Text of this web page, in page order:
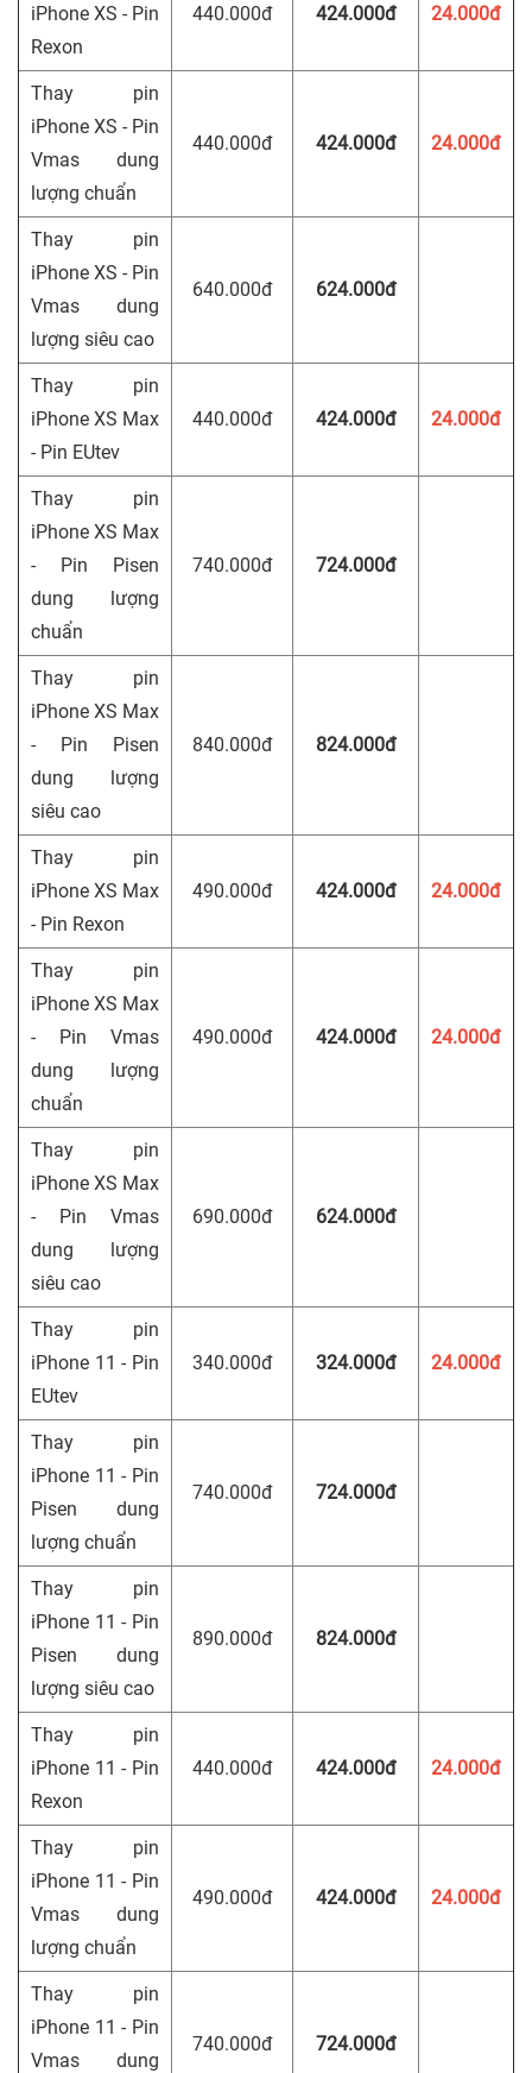
iPhone XS - Pin
Rexon
440.000đ 424.000đ 24.000đ
Thay pin
iPhone XS - Pin
Vmas dung
lượng chuẩn
440.000đ 424.000đ 24.000đ
Thay pin
iPhone XS - Pin
Vmas dung
lượng siêu cao
640.000đ 624.000đ
Thay pin
iPhone XS Max
- Pin EUtev
440.000đ 424.000đ 24.000đ
Thay pin
iPhone XS Max
- Pin Pisen
dung lượng
chuẩn
740.000đ 724.000đ
Thay pin
iPhone XS Max
- Pin Pisen
dung lượng
siêu cao
840.000đ 824.000đ
Thay pin
iPhone XS Max
- Pin Rexon
490.000đ 424.000đ 24.000đ
Thay pin
iPhone XS Max
- Pin Vmas
dung lượng
chuẩn
490.000đ 424.000đ 24.000đ
Thay pin
iPhone XS Max
- Pin Vmas
dung lượng
siêu cao
690.000đ 624.000đ
Thay pin
iPhone 11 - Pin
EUtev
340.000đ 324.000đ 24.000đ
Thay pin
iPhone 11 - Pin
Pisen dung
lượng chuẩn
740.000đ 724.000đ
Thay pin
iPhone 11 - Pin
Pisen dung
lượng siêu cao
890.000đ 824.000đ
Thay pin
iPhone 11 - Pin
Rexon
440.000đ 424.000đ 24.000đ
Thay pin
iPhone 11 - Pin
Vmas dung
lượng chuẩn
490.000đ 424.000đ 24.000đ
Thay pin
iPhone 11 - Pin
Vmas dung
740.000đ 724.000đ